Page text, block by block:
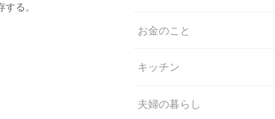
る。
お金のこと
キッチン
夫婦の暮らし